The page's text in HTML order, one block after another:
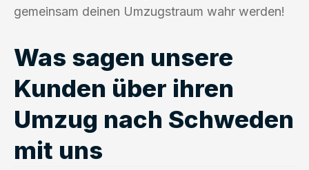
gemeinsam deinen Umzugstraum wahr werden!
Was sagen unsere
Kunden über ihren
Umzug nach Schweden
mit uns